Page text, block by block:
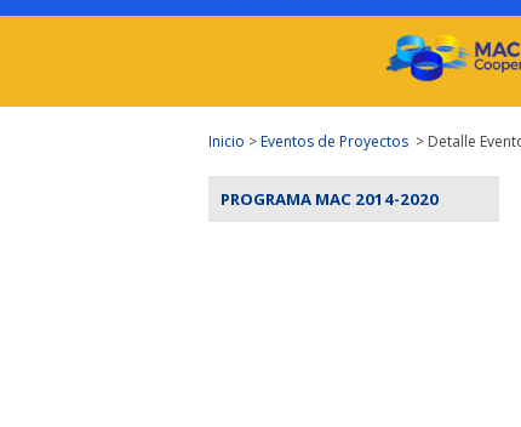
Inicio >Eventos de Proyectos > Detalle
PROGRAMA MAC 2014-2020